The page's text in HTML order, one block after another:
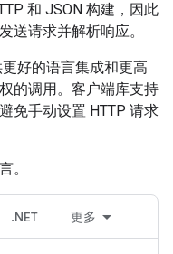
和 JSON 构建，因此
送请求并解析响应。
好的语言集成和更高
的调用。客户端库支持
免手动设置 HTTP 请求
。
.NET 更多